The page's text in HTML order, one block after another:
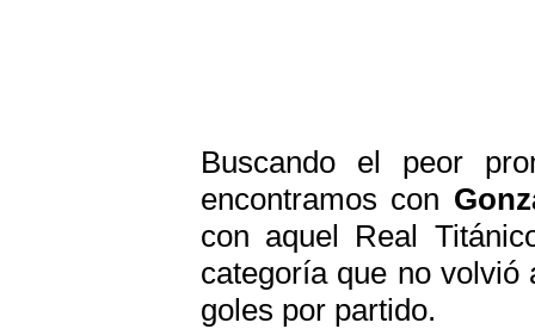
Buscando el peor
encontramos con
con aquel Real
categoría que no volvió
goles por partido.